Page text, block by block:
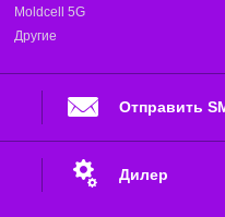
Moldcell 5G
Другие
Отправить
Дилер